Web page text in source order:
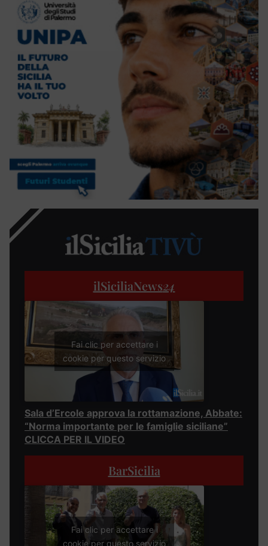
ilSiciliaNews24
Fai clic per accettare i
cookie per questo servizio
Sala d’Ercole approva la rottamazione, Abbate:
“Norma importante per le famiglie siciliane”
CLICCA PER IL VIDEO
BarSicilia
Fai clic per accettare i
cookie per questo servizio